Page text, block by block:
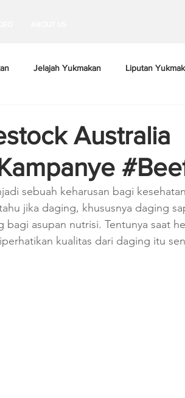
Jelajah Yukmakan Liputan
Australia
sebuah keharusan bagi
jika daging, khususnya daging
asupan nutrisi. Tentunya saat
kualitas dari daging itu